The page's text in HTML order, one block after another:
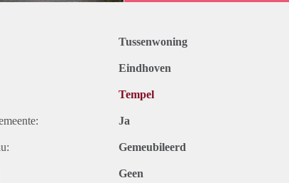
Tussenwoning
Eindhoven
Tempel
Ja
Gemeubileerd
Geen